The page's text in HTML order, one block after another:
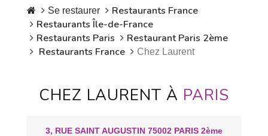
Se restaurer
Restaurants France
Restaurants Île-de-France
Restaurants Paris
Restaurant Paris 2ème
Restaurants France
Chez Laurent
CHEZ LAURENT À PARIS
3, RUE SAINT AUGUSTIN 75002 PARIS 2ème